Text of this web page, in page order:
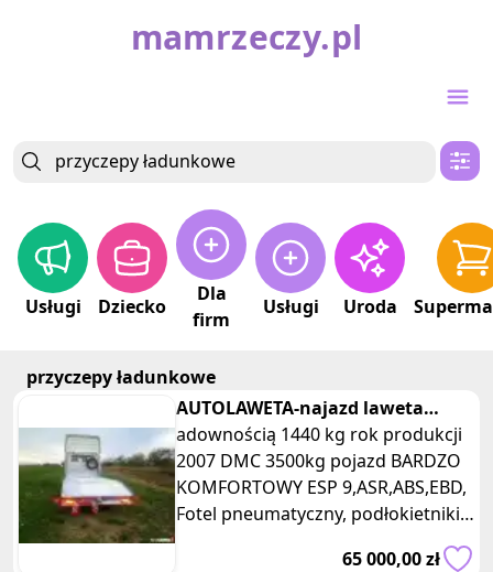
mamrzeczy.pl
Usługi Dziecko
Dla
firm
Usługi Uroda
przyczepy ładunkowe
AUTOLAWETA-najazd laweta
pomoc drogowa + lawta
(Używany)
adownością 1440 kg rok produkcji
2007 DMC 3500kg pojazd BARDZO
KOMFORTOWY ESP 9,ASR,ABS,EBD,
Fotel pneumatyczny, podłokietniki
fotela, Klimatyzacja automatyczna
65 000,00 zł